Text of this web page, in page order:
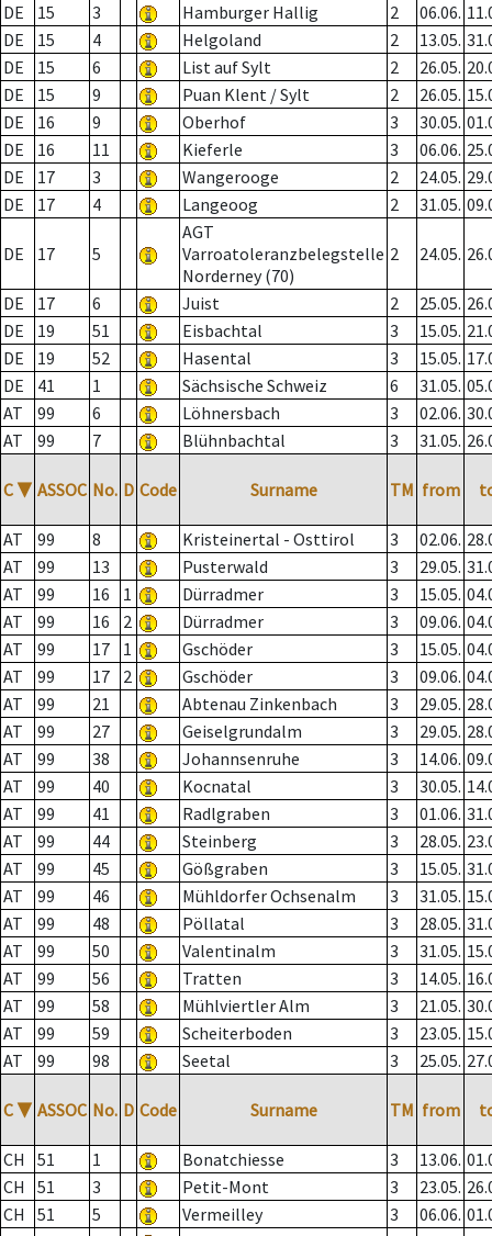
DE
15 3 Hamburger Hallig 2 06.06.
DE
15 4 Helgoland 2 13.05.
DE
15 6 List auf Sylt 2 26.05.
DE
15 9 Puan Klent / Sylt 2 26.05.
DE
16 9 Oberhof 3 30.05.
DE
16 11 Kieferle 3 06.06.
DE
17 3 Wangerooge 2 24.05.
DE
17 4 Langeoog 2 31.05.
DE 17 5
AGT
Varroatoleranzbelegstelle
Norderney (70)
2 24.05.
DE 17 6 Juist 2 25.05.
DE
19 51 Eisbachtal 3 15.05.
DE
19 52 Hasental 3 15.05.
DE
41 1 Sächsische Schweiz 6 31.05.
AT
99 6 Löhnersbach 3 02.06.
AT
99 7 Blühnbachtal 3 31.05.
C ▼ ASSOC No. D Code Surname TM from
AT 99 8 Kristeinertal - Osttirol 3 02.06.
AT
99 13 Pusterwald 3 29.05.
AT
99 16 1 Dürradmer 3 15.05.
AT
99 16 2 Dürradmer 3 09.06.
AT
99 17 1 Gschöder 3 15.05.
AT
99 17 2 Gschöder 3 09.06.
AT
99 21 Abtenau Zinkenbach 3 29.05.
AT
99 27 Geiselgrundalm 3 29.05.
AT
99 38 Johannsenruhe 3 14.06.
AT
99 40 Kocnatal 3 30.05.
AT
99 41 Radlgraben 3 01.06.
AT
99 44 Steinberg 3 28.05.
AT
99 45 Gößgraben 3 15.05.
AT
99 46 Mühldorfer Ochsenalm 3 31.05.
AT
99 48 Pöllatal 3 28.05.
AT
99 50 Valentinalm 3 31.05.
AT
99 56 Tratten 3 14.05.
AT
99 58 Mühlviertler Alm 3 21.05.
AT
99 59 Scheiterboden 3 23.05.
AT
99 98 Seetal 3 25.05.
C ▼ ASSOC No. D Code Surname TM from
CH 51 1 Bonatchiesse 3 13.06.
CH
51 3 Petit-Mont 3 23.05.
CH
51 5 Vermeilley 3 06.06.